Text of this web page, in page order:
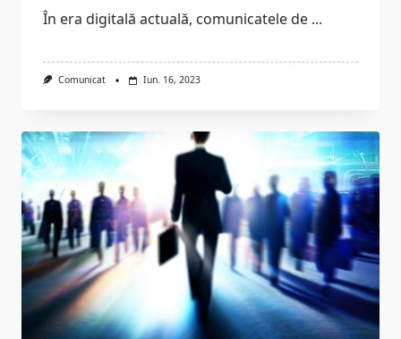
În era digitală actuală, comunicatele de ...
Comunicat Iun. 16, 2023